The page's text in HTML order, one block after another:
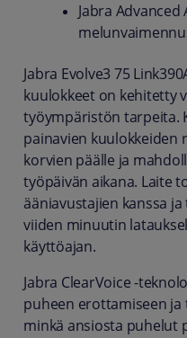
Jabra Advanced
Jabra Evolve3 75
kuulokkeet on kehitetty
työympäristön tarpeita.
painavien kuulokkeiden
korvien päälle ja
työpäivän aikana. Laite
ääniavustajien kanssa
viiden minuutin
käyttöajan.
Jabra ClearVoice -
puheen erottamiseen
minkä ansiosta puhelut